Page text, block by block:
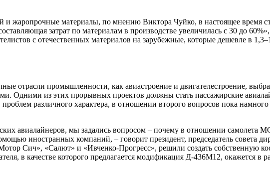
жаропрочные материалы, по мнению Виктора Чуйко, в настоящее время
затрат по материалам в производстве увеличилась с 30 до
с отечественных материалов на зарубежные, которые дешевле в
отрасли промышленности, как авиастроение и двигателестроение,
Одними из этих прорывных проектов должны стать пассажирские
различного характера, в отношении второго вопросов пока
авиалайнеров, мы задались вопросом – почему в отношении самолета
иностранных компаний, – говорит президент, председатель совета
Сич», «Салют» и «Ивченко-Прогресс», решили создать собственную
в качестве которого предлагается модификация Д-436М12, окажется